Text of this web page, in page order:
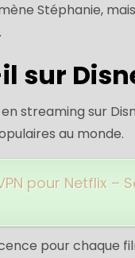
Stéphanie,
sur
streaming sur
au monde.
pour Netflix –
pour chaque